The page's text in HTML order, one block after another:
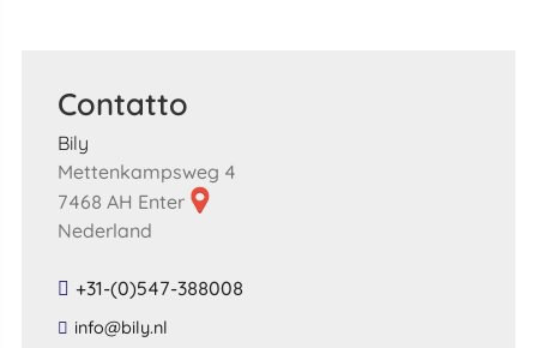
Contatto
Bily
Mettenkampsweg 4
7468 AH Enter
Nederland
+31-(0)547-388008
​info​@​bily​.​nl​